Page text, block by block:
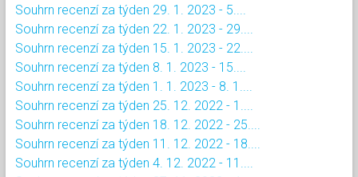
Souhrn recenzí za týden 29. 1. 2023 - 5....
Souhrn recenzí za týden 22. 1. 2023 - 29....
Souhrn recenzí za týden 15. 1. 2023 - 22....
Souhrn recenzí za týden 8. 1. 2023 - 15....
Souhrn recenzí za týden 1. 1. 2023 - 8. 1....
Souhrn recenzí za týden 25. 12. 2022 - 1....
Souhrn recenzí za týden 18. 12. 2022 - 25....
Souhrn recenzí za týden 11. 12. 2022 - 18....
Souhrn recenzí za týden 4. 12. 2022 - 11....